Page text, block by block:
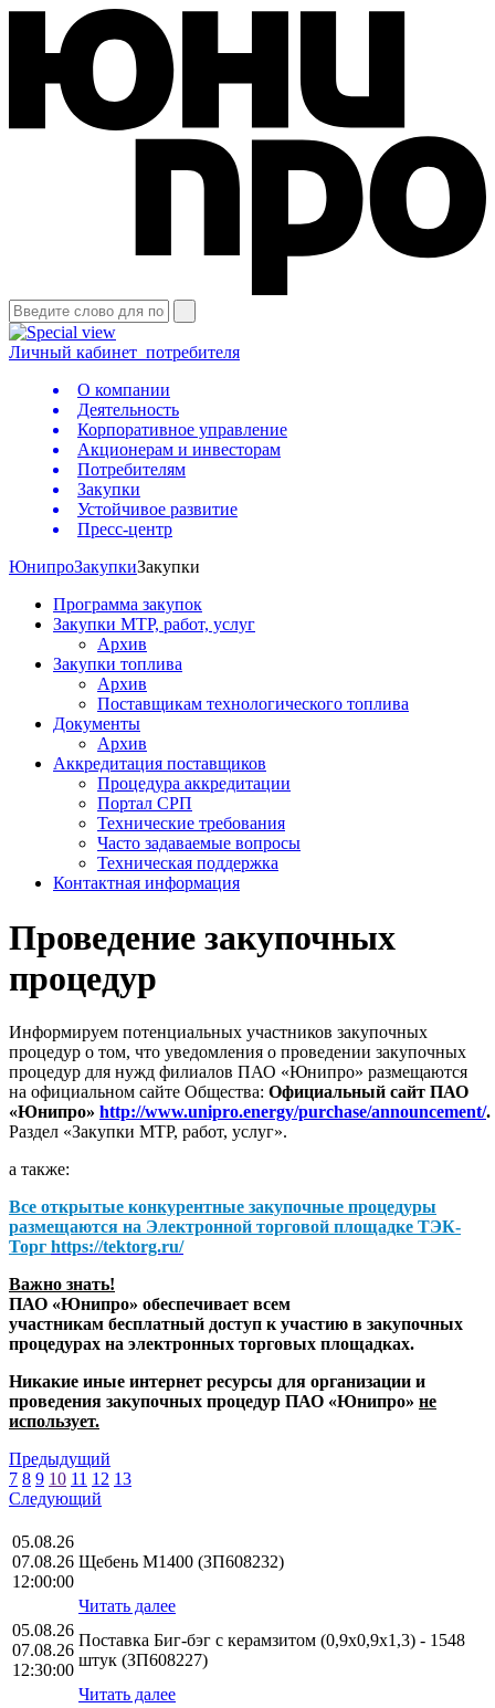
Личный кабинет потребителя
О компании
Деятельность
Корпоративное управление
Акционерам и инвесторам
Потребителям
Закупки
Устойчивое развитие
Пресс-центр
ЮнипроЗакупкиЗакупки
Программа закупок
Закупки МТР, работ, услуг
Архив
Закупки топлива
Архив
Поставщикам технологического топлива
Документы
Архив
Аккредитация поставщиков
Процедура аккредитации
Портал СРП
Технические требования
Часто задаваемые вопросы
Техническая поддержка
Контактная информация
Проведение закупочных
процедур
Информируем потенциальных участников закупочных
процедур о том, что уведомления о проведении закупочных
процедур для нужд филиалов ПАО «Юнипро» размещаются
на официальном сайте Общества: Официальный сайт ПАО
«Юнипро» http://www.unipro.energy/purchase/announcement/.
Раздел «Закупки МТР, работ, услуг».
а также:
Все открытые конкурентные закупочные процедуры
размещаются на Электронной торговой площадке ТЭК-
Торг https://tektorg.ru/
Важно знать!
ПАО «Юнипро» обеспечивает всем
участникам бесплатный доступ к участию в закупочных
процедурах на электронных торговых площадках.
Никакие иные интернет ресурсы для организации и
проведения закупочных процедур ПАО «Юнипро» не
использует.
Предыдущий
7 8 9 10 11 12 13
Следующий
05.08.26
07.08.26
12:00:00
Щебень М1400 (ЗП608232)
Читать далее
05.08.26
07.08.26
12:30:00
Поставка Биг-бэг с керамзитом (0,9х0,9х1,3) - 1548
штук (ЗП608227)
Читать далее